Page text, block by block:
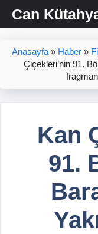
İçeriğe
atlaCan
Anasayfa » Haber »
Çiçekleri’nin 91.
Kan
91.